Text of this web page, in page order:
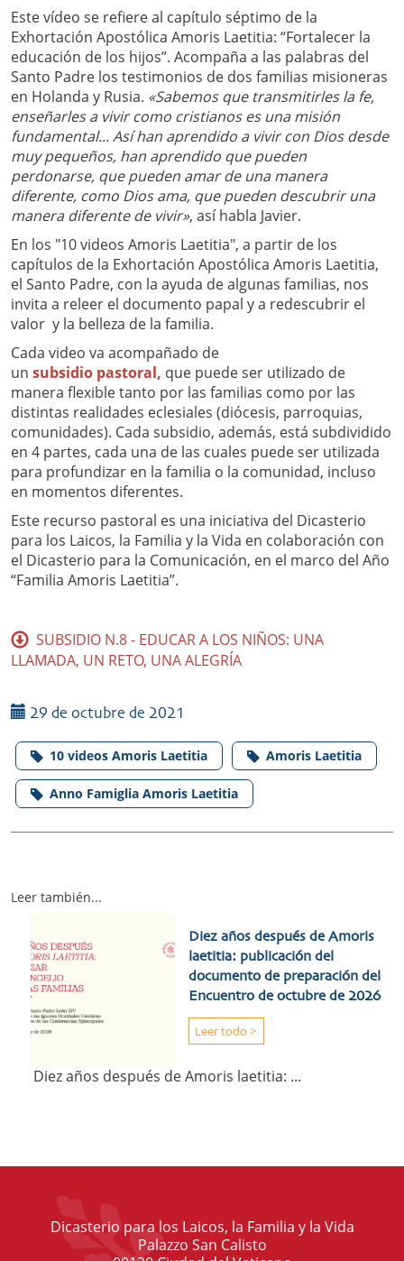
Este vídeo se refiere al capítulo séptimo de la
Exhortación Apostólica Amoris Laetitia: “Fortalecer la
educación de los hijos”. Acompaña a las palabras del
Santo Padre los testimonios de dos familias misioneras
en Holanda y Rusia. «Sabemos que transmitirles la fe,
enseñarles a vivir como cristianos es una misión
fundamental... Así han aprendido a vivir con Dios desde
muy pequeños, han aprendido que pueden
perdonarse, que pueden amar de una manera
diferente, como Dios ama, que pueden descubrir una
manera diferente de vivir», así habla Javier.
En los "10 videos Amoris Laetitia", a partir de los
capítulos de la Exhortación Apostólica Amoris Laetitia,
el Santo Padre, con la ayuda de algunas familias, nos
invita a releer el documento papal y a redescubrir el
valor y la belleza de la familia.
Cada video va acompañado de
un subsidio pastoral, que puede ser utilizado de
manera flexible tanto por las familias como por las
distintas realidades eclesiales (diócesis, parroquias,
comunidades). Cada subsidio, además, está subdividido
en 4 partes, cada una de las cuales puede ser utilizada
para profundizar en la familia o la comunidad, incluso
en momentos diferentes.
Este recurso pastoral es una iniciativa del Dicasterio
para los Laicos, la Familia y la Vida en colaboración con
el Dicasterio para la Comunicación, en el marco del Año
“Familia Amoris Laetitia”.
SUBSIDIO N.8 - EDUCAR A LOS NIÑOS: UNA
LLAMADA, UN RETO, UNA ALEGRÍA
29 de octubre de 2021
10 videos Amoris Laetitia Amoris Laetitia
Anno Famiglia Amoris Laetitia
Leer también...
Diez años después de Amoris
laetitia: publicación del
documento de preparación del
Encuentro de octubre de 2026
Diez años después de Amoris laetitia: ...
Leer todo >
Dicasterio para los Laicos, la Familia y la Vida
Palazzo San Calisto